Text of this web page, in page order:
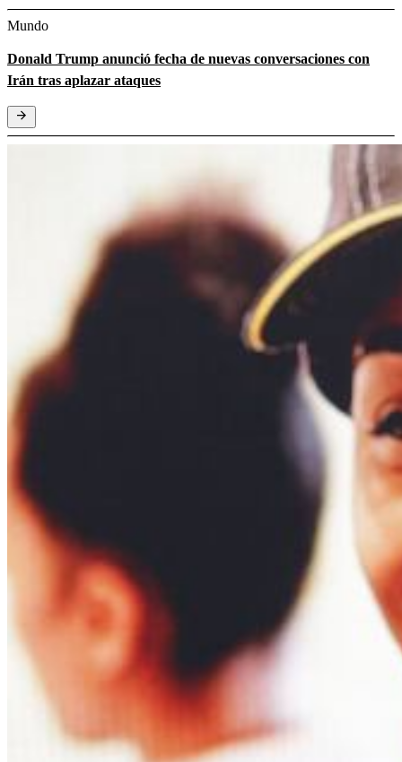
Mundo
Donald Trump anunció fecha de nuevas conversaciones con
Irán tras aplazar ataques